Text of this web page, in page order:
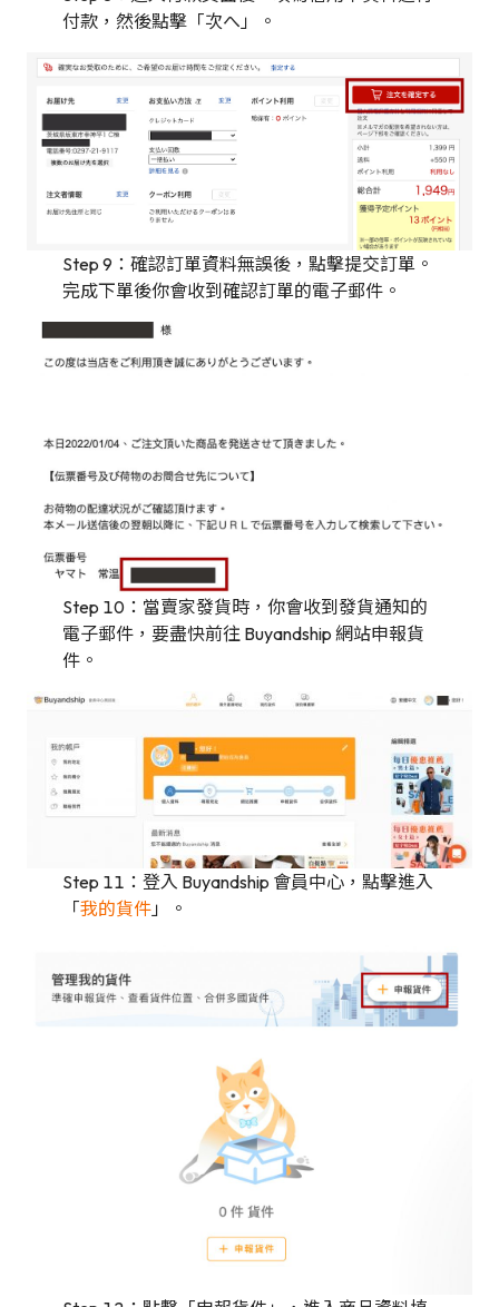
付款，然後點擊「次へ」。
Step 9：確認訂單資料無誤後，點擊提交訂單。
完成下單後你會收到確認訂單的電子郵件。
Step 10：當賣家發貨時，你會收到發貨通知的
電子郵件，要盡快前往 Buyandship 網站申報貨
件。
Step 11：登入 Buyandship 會員中心，點擊進入
「我的貨件」。